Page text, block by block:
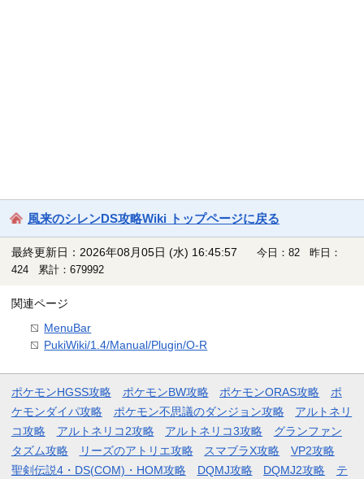
風来のシレンDS攻略Wiki トップページに戻る
最終更新日：2026年08月05日 (水) 16:45:57
今日：82 昨日：
424 累計：679992
関連ページ
MenuBar
PukiWiki/1.4/Manual/Plugin/O-R
ポケモンHGSS攻略 ポケモンBW攻略 ポケモンORAS攻略
ポ
ケモンダイパ攻略
ポケモン不思議のダンジョン攻略
アルトネリ
コ攻略
アルトネリコ2攻略 アルトネリコ3攻略
グランファン
タズム攻略
リーズのアトリエ攻略 スマブラX攻略
VP2攻略
聖剣伝説4・DS(COM)・HOM攻略
DQMJ攻略 DQMJ2攻略 テ